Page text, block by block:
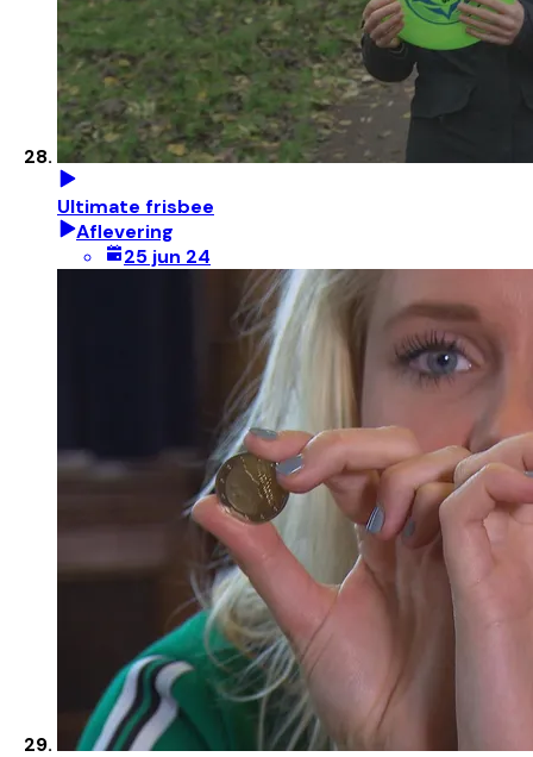
Ultimate frisbee
Aflevering
25 jun 24